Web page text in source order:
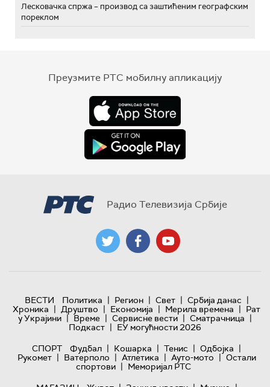
Лесковачка спржа – производ са заштићеним географским
пореклом
Преузмите РТС мобилну апликацију
Радио Телевизија Србије
ВЕСТИ Политика | Регион | Свет | Србија данас |
Хроника | Друштво | Економија | Мерила времена | Рат
у Украјини | Време | Сервисне вести | Сматрачница |
Подкаст | ЕУ могућности 2026
СПОРТ
Фудбал | Кошарка | Тенис | Одбојка |
Рукомет | Ватерполо | Атлетика | Ауто-мото | Остали
спортови | Меморијал РТС